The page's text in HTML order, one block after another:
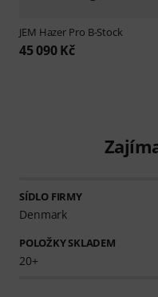
JEM Hazer Pro B-Stock
45 090 Kč
SÍDLO FIRMY
Denmark
POLOŽKY SKLADEM
20+